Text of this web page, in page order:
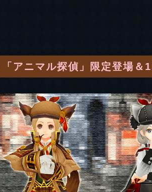
アニマル探偵」限定登場＆